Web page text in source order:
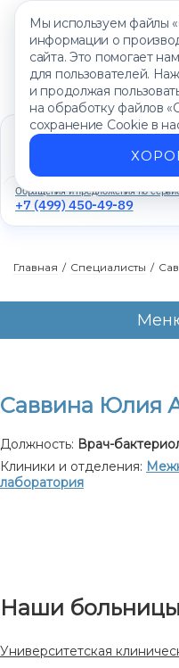
Мы используем файлы
информации о
сайта. Это помогает
для пользователей.
и продолжая
на обработку файлов
сохранение Cookie в
Единый контакт-центр
+7 (499) 450-88-89
Ежедневно с 8:00 до 20:00
Обращения и предложения по
+7 (499) 450-49-89
Главная / Специалисты /
Саввина Юлия
Должность: Врач-
Клиники и отделения:
лаборатория
Наши больницы
Университетская